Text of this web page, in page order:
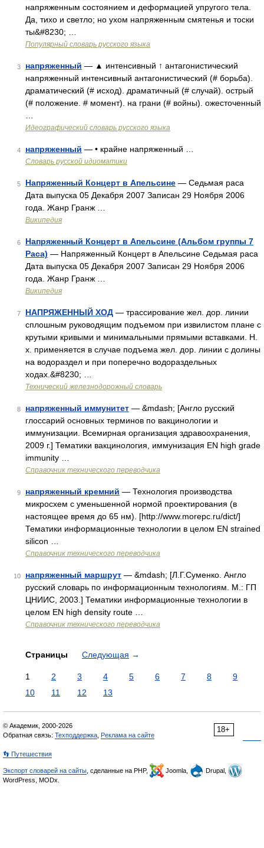
напряженным состоянием и деформацией упругого тела.
Да, тихо и светло; но ухом напряженным смятенья и тоски
ты&#8230; …
Популярный словарь русского языка
3 напряженный — ▲ интенсивный ↑ антагонистический
напряженный интенсивный антагонистический (# борьба).
драматический (# исход). драматичный (# случай). острый
(# положение. # момент). на грани (# войны). ожесточенный
Идеографический словарь русского языка
4 напряженный — • крайне напряженный …
Словарь русской идиоматики
5 Напряженный Концерт в Апельсине — Седьмая раса
Дата выпуска 05 Декабря 2007 Записан 29 Ноября 2006
года. Жанр Гранж …
Википедия
6
Напряженный Концерт в Апельсине (Альбом группы 7
Раса) — Напряженный Концерт в Апельсине Седьмая раса
Дата выпуска 05 Декабря 2007 Записан 29 Ноября 2006
года. Жанр Гранж …
Википедия
7 НАПРЯЖЕННЫЙ ХОД — трассирование жел. дор. линии
сплошным руководящим подъемом при извилистом плане с
крутыми кривыми и минимальными прямыми вставками. Н.
х. применяется в случае подъема жел. дор. линии с долины
на водораздел и при поперечно водораздельных
ходах.&#8230; …
Технический железнодорожный словарь
8 напряженный иммунитет — &mdash; [Англо русский
глоссарий основных терминов по вакцинологии и
иммунизации. Всемирная организация здравоохранения,
2009 г.] Тематики вакцинология, иммунизация EN high grade
immunity …
Справочник технического переводчика
9 напряженный кремний — Технология производства
микросхем с уменьшенной нормой проектирования (в
настоящее время до 65 нм). [http://www.morepc.ru/dict/]
Тематики информационные технологии в целом EN strained
silicon …
Справочник технического переводчика
10 напряженный маршрут — &mdash; [Л.Г.Суменко. Англо
русский словарь по информационным технологиям. М.: ГП
ЦНИИС, 2003.] Тематики информационные технологии в
целом EN high density route …
Справочник технического переводчика
Страницы Следующая →
1 2 3 4 5 6 7 8
9
10
11 12 13
18+
© Академик, 2000-2026
Обратная связь: Техподдержка Реклама на сайте
👣 Путешествия
Экспорт словарей на сайты , сделанные на PHP, Joomla,
Drupal,
WordPress, MODx.